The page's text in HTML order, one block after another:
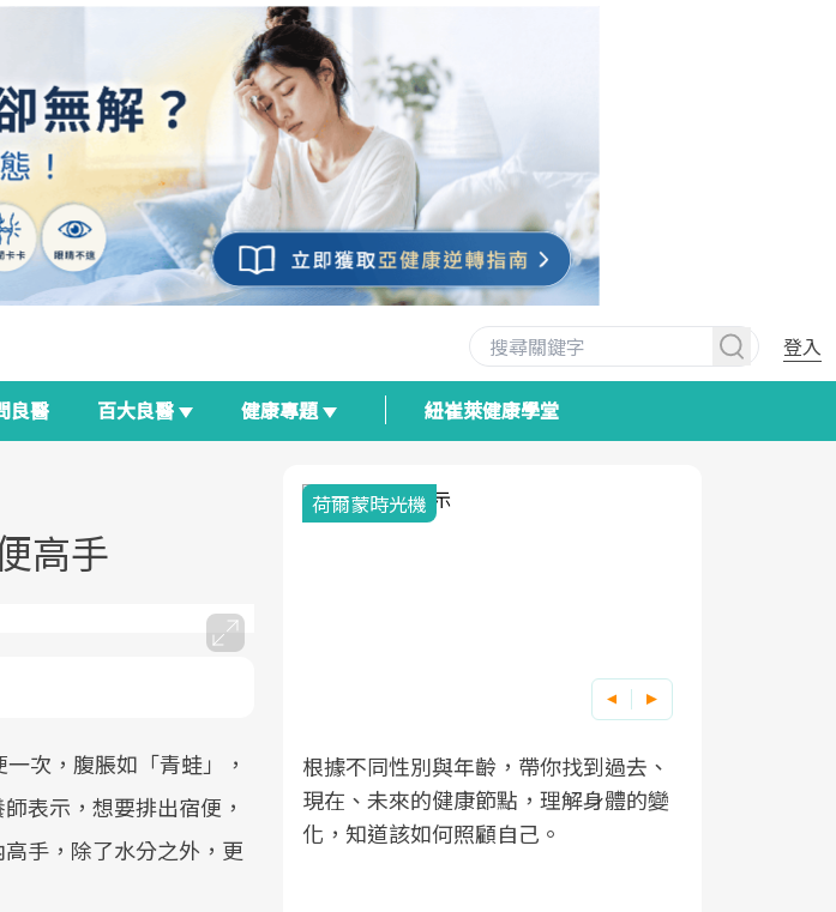
登入
良醫 百大良醫 健康專題 紐崔萊健康學堂
高手
次，腹脹如「青蛙」，
表示，想要排出宿便，
手，除了水分之外，更
會的浪潮，台灣正在快速
」的新時代。隨著國家
台灣推動委員會」與「長
，「預防醫學」已成全民
良醫生活祭體驗「一站式
從講座、體驗到運動，
換季的身體變化」出
點與日常感受的對話，
的認知，進而引導實際的
荷爾蒙時光機
根據不同性別與年齡，帶你找到過去、
現在、未來的健康節點，理解身體的變
化，知道該如何照顧自己。